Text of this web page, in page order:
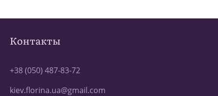
Контакты
+38 (050) 487-83-72
kiev.florina.ua@gmail.com